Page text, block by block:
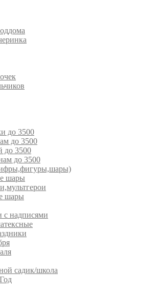
до 3500
до 3500
до 3500
до 3500
шары
шары
надписями
садик/школа